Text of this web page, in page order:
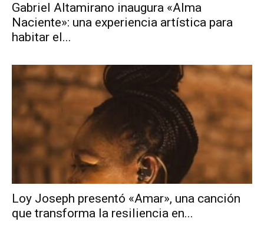
Gabriel Altamirano inaugura «Alma
Naciente»: una experiencia artística para
habitar el...
Loy Joseph presentó «Amar», una canción
que transforma la resiliencia en...